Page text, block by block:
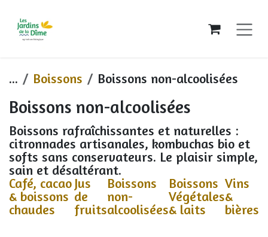
... Boissons Boissons non-alcoolisées
Boissons non-alcoolisées
Boissons rafraîchissantes et naturelles :
citronnades artisanales, kombuchas bio et
softs sans conservateurs. Le plaisir simple,
sain et désaltérant.
Café, cacao
& boissons
chaudes
Jus
de
fruits
Boissons
non-
alcoolisées
Boissons
Végétales
& laits
Vins
&
bières